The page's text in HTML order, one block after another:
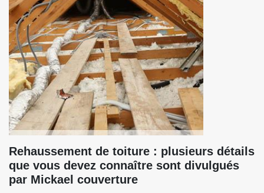
Rehaussement de toiture : plusieurs détails
que vous devez connaître sont divulgués
par Mickael couverture